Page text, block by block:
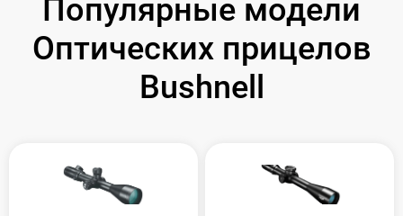
Популярные модели
Оптических прицелов
Bushnell